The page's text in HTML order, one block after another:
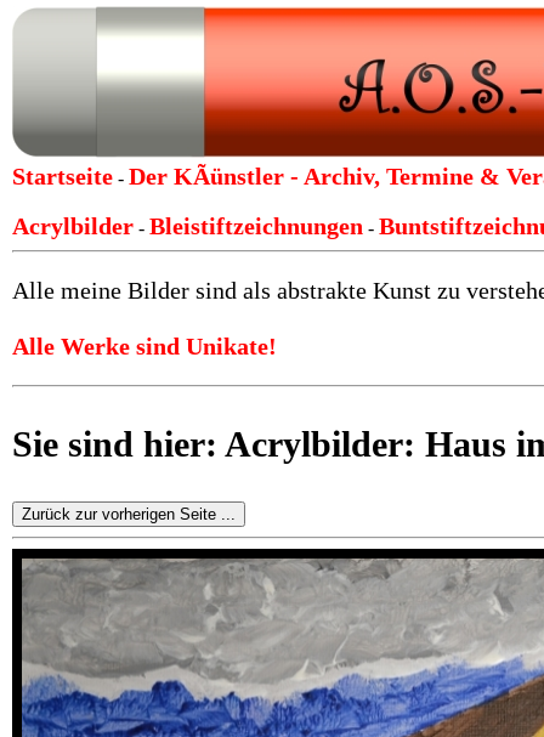
Startseite - Der KÃünstler - Archiv, Termine &
Acrylbilder - Bleistiftzeichnungen -
Alle meine Bilder sind als abstrakte Kunst zu
Alle Werke sind Unikate!
Sie sind hier: Acrylbilder: Haus
Zurück zur vorherigen Seite ...